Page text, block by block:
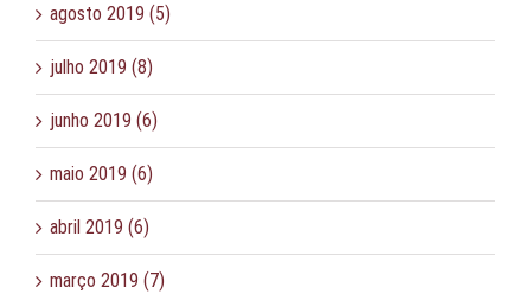
agosto 2019 (5)
julho 2019 (8)
junho 2019 (6)
maio 2019 (6)
abril 2019 (6)
março 2019 (7)